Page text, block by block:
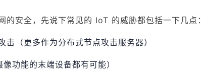
的安全，先说下常见的 IoT 的威胁都包括一下几点：
（更多作为分布式节点攻击服务器）
功能的末端设备都有可能）